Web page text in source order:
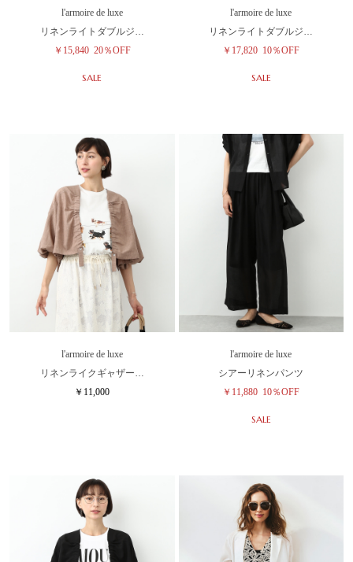
l'armoire de luxe
リネンライトダブルジ…
￥15,840 20％OFF
SALE
l'armoire de luxe
リネンライトダブルジ…
￥17,820 10％OFF
SALE
l'armoire de luxe
リネンライクギャザー…
￥11,000
l'armoire de luxe
シアーリネンパンツ
￥11,880 10％OFF
SALE